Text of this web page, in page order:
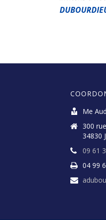
Me
300
34830
09 61
04 99